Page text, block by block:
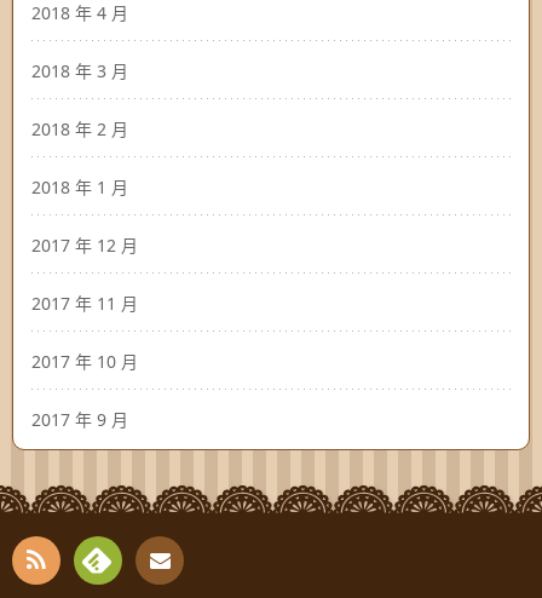
2018 年 4 月
2018 年 3 月
2018 年 2 月
2018 年 1 月
2017 年 12 月
2017 年 11 月
2017 年 10 月
2017 年 9 月